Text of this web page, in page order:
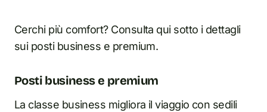
Cerchi più comfort? Consulta qui sotto i dettagli
sui posti business e premium.
Posti business e premium
La classe business migliora il viaggio con sedili